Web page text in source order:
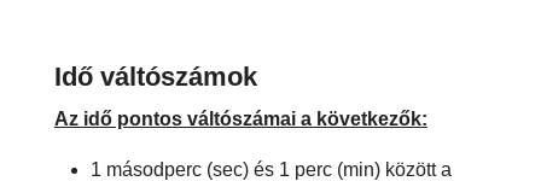
Idő váltószámok
Az idő pontos váltószámai a következők:
1 másodperc (sec) és 1 perc (min) között a